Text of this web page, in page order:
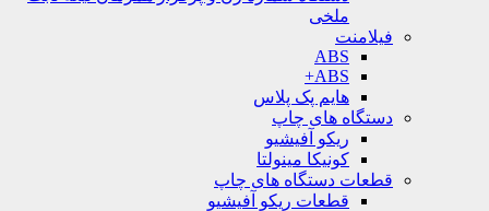
ملخی
فیلامنت
ABS
ABS+
هایم پک پلاس
دستگاه های چاپ
ریکو آفیشیو
کونیکا مینولتا
قطعات دستگاه های چاپ
قطعات ریکو آفیشیو